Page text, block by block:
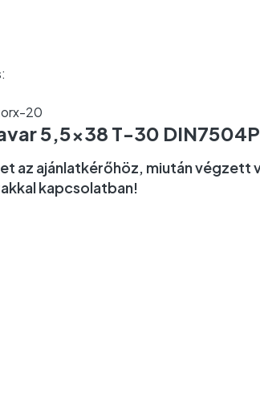
20
5,5×38 T-30 DIN7504P
az ajánlatkérőhöz, miután
kapcsolatban!